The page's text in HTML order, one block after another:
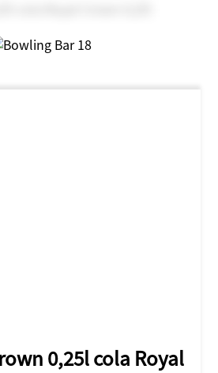
0,25l cola Royal